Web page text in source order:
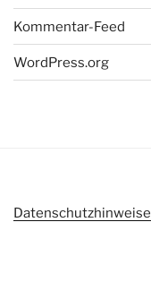
Kommentar-Feed
WordPress.org
Datenschutzhinweise